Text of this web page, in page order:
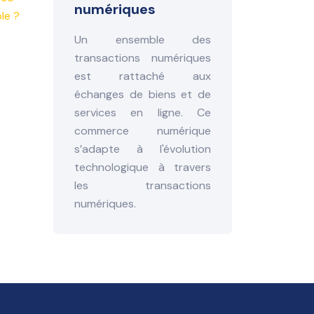
?
numériques
Un ensemble des
transactions numériques
est rattaché aux
échanges de biens et de
services en ligne. Ce
commerce numérique
s’adapte à l'évolution
technologique à travers
les transactions
numériques.